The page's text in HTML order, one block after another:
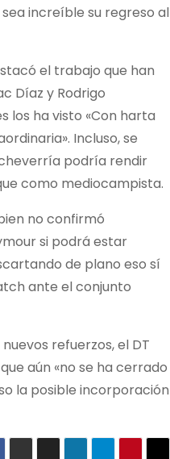
increíble su regreso al
el trabajo que han
Díaz y Rodrigo
los ha visto «Con harta
Incluso, se
podría rendir
como mediocampista.
no confirmó
si podrá estar
de plano eso sí
ante el conjunto
refuerzos, el DT
aún «no se ha cerrado
la posible incorporación